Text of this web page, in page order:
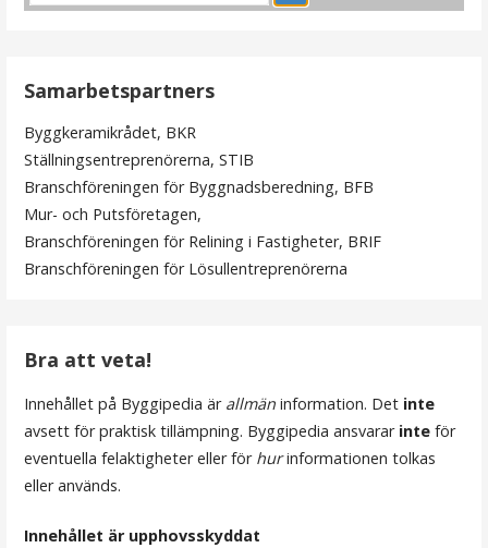
Samarbetspartners
Byggkeramikrådet, BKR
Ställningsentreprenörerna, STIB
Branschföreningen för Byggnadsberedning, BFB
Mur- och Putsföretagen,
Branschföreningen för Relining i Fastigheter, BRIF
Branschföreningen för Lösullentreprenörerna
Bra att veta!
Innehållet på Byggipedia är allmän information. Det inte
avsett för praktisk tillämpning. Byggipedia ansvarar inte för
eventuella felaktigheter eller för hurinformationen tolkas
eller används.
Innehållet är upphovsskyddat